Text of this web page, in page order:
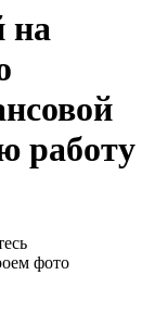
на
работу
фото